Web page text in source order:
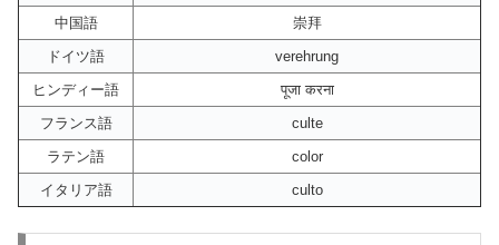
中国語
崇拜
ドイツ語
verehrung
ヒンディー語
पूजा करना
フランス語
culte
ラテン語
color
イタリア語
culto